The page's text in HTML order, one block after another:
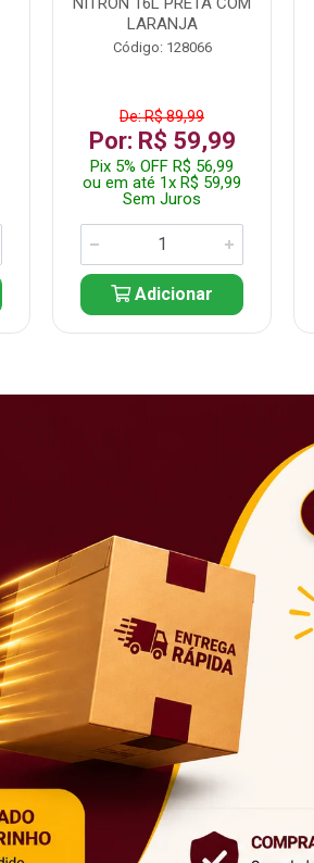
LARANJA
Código: 128066
De: R$ 89,99
Por: R$ 59,99
Pix 5% OFF R$ 56,99
ou em até 1x R$ 59,99
Sem Juros
Adicionar